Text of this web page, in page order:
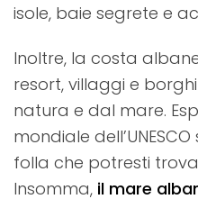
isole, baie segrete e
Inoltre, la costa
resort, villaggi e
natura e dal mare.
mondiale
folla che potresti
Insomma, il mare